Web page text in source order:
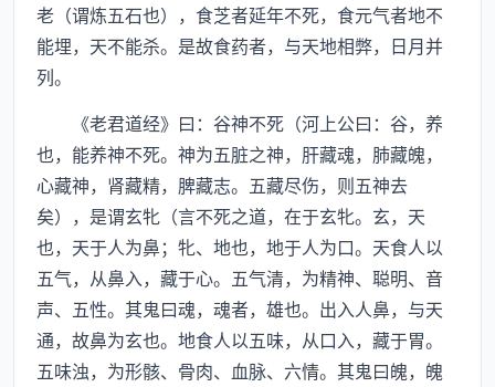
老（谓炼五石也），食芝者延年不死，食元气者地不
能埋，天不能杀。是故食药者，与天地相弊，日月并
列。
《老君道经》曰：谷神不死（河上公曰：谷，养
也，能养神不死。神为五脏之神，肝藏魂，肺藏魄，
心藏神，肾藏精，脾藏志。五藏尽伤，则五神去
矣），是谓玄牝（言不死之道，在于玄牝。玄，天
也，天于人为鼻；牝、地也，地于人为口。天食人以
五气，从鼻入，藏于心。五气清，为精神、聪明、音
声、五性。其鬼曰魂，魂者，雄也。出入人鼻，与天
通，故鼻为玄也。地食人以五味，从口入，藏于胃。
五味浊，为形骸、骨肉、血脉、六情。其鬼曰魄，魄